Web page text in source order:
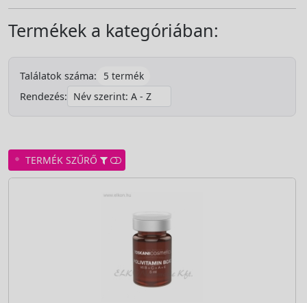
Termékek a kategóriában:
Találatok száma:
5 termék
Rendezés:
TERMÉK SZŰRŐ